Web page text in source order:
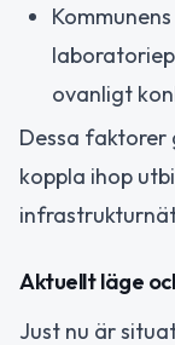
ovanligt
Dessa faktorer
koppla ihop
Aktuellt läge
Just nu är